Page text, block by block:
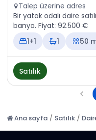
Talep üzerine adres
Bir yatak odalı daire
banyo. Fiyat: 92.500 €
1+1
1 50
Satılık
Ana sayfa / Satılık /